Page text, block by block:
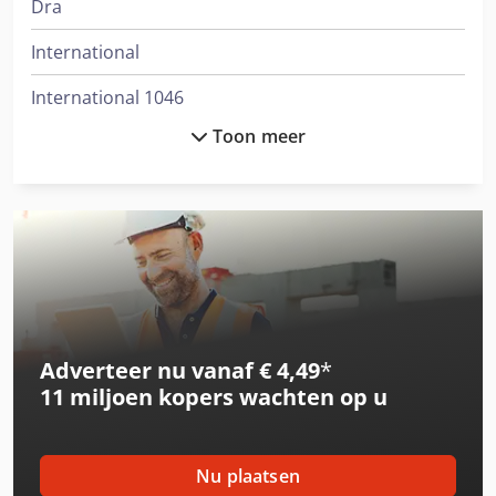
Dra
International
International 1046
International 3288
International 353
International 3688
International 433
International 453
International 533
Toon meer
Adverteer nu vanaf € 4,49*
11 miljoen koperswachten op u
Nu plaatsen